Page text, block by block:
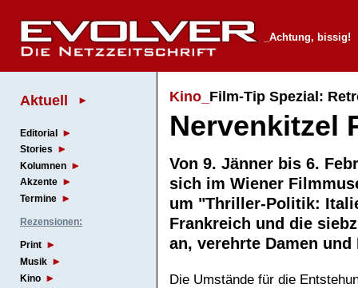
_Achtung, bissig!
Aktuell
Editorial
Stories
Kolumnen
Akzente
Termine
Rezensionen:
Print
Musik
Kino
Kino_ Film-Tip Spezial:
Nervenkitzel
Von 9. Jänner bis 6.
sich im Wiener
um "Thriller-Politik:
Frankreich und die
an, verehrte Damen
Die Umstände für die